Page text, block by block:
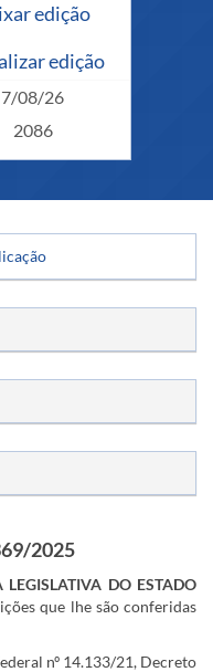
edição
edição
7/08/26
2086
2025
DO ESTADO
que lhe são conferidas
nº 14.133/21, Decreto